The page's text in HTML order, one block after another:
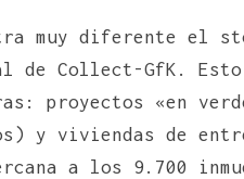
muy diferente el
de Collect-GfK.
proyectos «en
y viviendas de
a los 9.700